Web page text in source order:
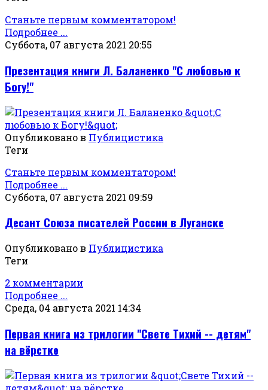
Станьте первым комментатором!
Подробнее ...
Суббота, 07 августа 2021 20:55
Презентация книги Л. Баланенко "С любовью к
Богу!"
Опубликовано в Публицистика
Теги
Станьте первым комментатором!
Подробнее ...
Суббота, 07 августа 2021 09:59
Десант Союза писателей России в Луганске
Опубликовано в Публицистика
Теги
2 комментарии
Подробнее ...
Среда, 04 августа 2021 14:34
Первая книга из трилогии "Свете Тихий -- детям"
на вёрстке